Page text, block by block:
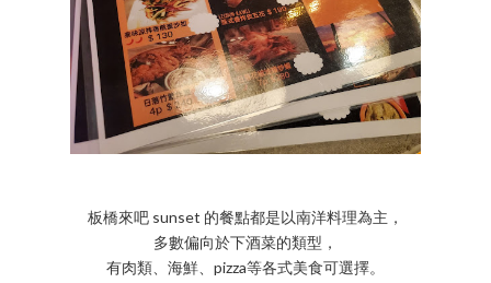
板橋來吧 sunset 的餐點都是以南洋料理為主，
多數偏向於下酒菜的類型，
有肉類、海鮮、pizza等各式美食可選擇。